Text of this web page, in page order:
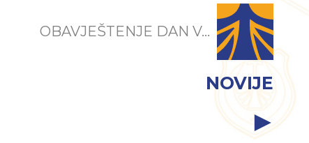
OBAVJEŠTENJE DAN V...
NOVIJE